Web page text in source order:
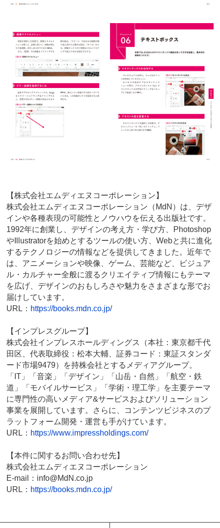
【株式会社エムディエヌコーポレーション】
株式会社エムディエヌコーポレーション（MdN）は、デザ
インや各種表現の可能性とノウハウを伝える出版社です。
1992年に創業し、デザインの考え方・学び方、Photoshop
やIllustratorを始めとするツールの使い方、Webと共に進化
するテクノロジーの情報などを提供してきました。近年で
は、アニメーションや映像、ゲーム、芸能など、ビジュア
ル・カルチャー全般に渡るクリエイティブ情報にもテーマ
を広げ、デザインのおもしろさや魅力をさまざまな形でお
届けしています。
URL： https://books.mdn.co.jp/
【インプレスグループ】
株式会社インプレスホールディングス（本社：東京都千代
田区、代表取締役：松本大輔、証券コード：東証スタンダ
ード市場9479）を持株会社とするメディアグループ。
「IT」「音楽」「デザイン」「山岳・自然」「航空・鉄
道」「モバイルサービス」「学術・理工学」を主要テーマ
に専門性の高いメディア&サービスおよびソリューション
事業を展開しています。さらに、コンテンツビジネスのプ
ラットフォーム開発・運営も手がけています。
URL： https://www.impressholdings.com/
【本件に関するお問い合わせ先】
株式会社エムディエヌコーポレーション
E-mail：info@MdN.co.jp
URL： https://books.mdn.co.jp/